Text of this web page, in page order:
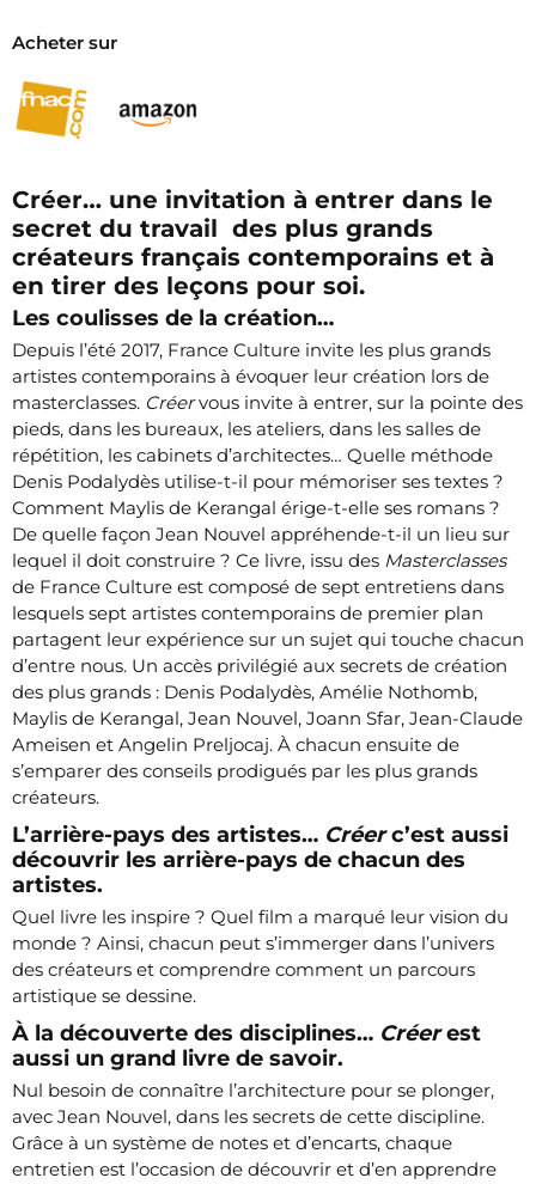
Acheter sur
Créer… une invitation à entrer dans le
secret du travail des plus grands
créateurs français contemporains et à
en tirer des leçons pour soi.
Les coulisses de la création…
Depuis l’été 2017, France Culture invite les plus grands
artistes contemporains à évoquer leur création lors de
masterclasses. Créervous invite à entrer, sur la pointe des
pieds, dans les bureaux, les ateliers, dans les salles de
répétition, les cabinets d’architectes… Quelle méthode
Denis Podalydès utilise-t-il pour mémoriser ses textes ?
Comment Maylis de Kerangal érige-t-elle ses romans ?
De quelle façon Jean Nouvel appréhende-t-il un lieu sur
lequel il doit construire ? Ce livre, issu des Masterclasses
de France Culture est composé de sept entretiens dans
lesquels sept artistes contemporains de premier plan
partagent leur expérience sur un sujet qui touche chacun
d’entre nous. Un accès privilégié aux secrets de création
des plus grands : Denis Podalydès, Amélie Nothomb,
Maylis de Kerangal, Jean Nouvel, Joann Sfar, Jean-Claude
Ameisen et Angelin Preljocaj. À chacun ensuite de
s’emparer des conseils prodigués par les plus grands
créateurs.
L’arrière-pays des artistes… Créerc’est aussi
découvrir les arrière-pays de chacun des
artistes.
Quel livre les inspire ? Quel film a marqué leur vision du
monde ? Ainsi, chacun peut s’immerger dans l’univers
des créateurs et comprendre comment un parcours
artistique se dessine.
À la découverte des disciplines… Créerest
aussi un grand livre de savoir.
Nul besoin de connaître l’architecture pour se plonger,
avec Jean Nouvel, dans les secrets de cette discipline.
Grâce à un système de notes et d’encarts, chaque
entretien est l’occasion de découvrir et d’en apprendre